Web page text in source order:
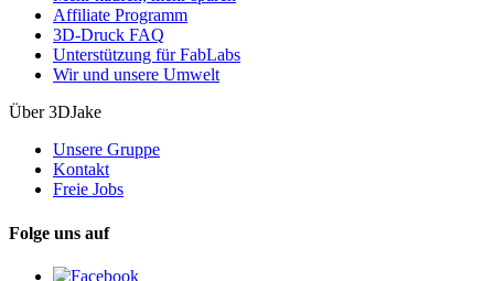
Affiliate Programm
3D-Druck FAQ
Unterstützung für FabLabs
Wir und unsere Umwelt
Über 3DJake
Unsere Gruppe
Kontakt
Freie Jobs
Folge uns auf